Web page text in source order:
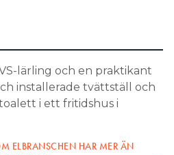
lärling och en praktikant
installerade tvättställ och
i ett fritidshus i
ELBRANSCHEN HAR MER ÄN